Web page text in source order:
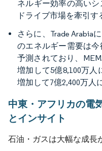
ネルギー効率の高い
ドライブ市場を牽引す
さらに、Trade Arabia
のエネルギー需要は今
予測されており、
増加して5億8,100万人
増加して7億2,400万人
中東・アフリカの電
とインサイト
石油・ガスは大幅な成長